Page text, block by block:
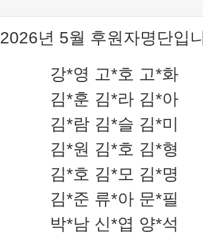
2026년 5월 후원자명단입
강*영 고*호 고*화
김*훈 김*라 김*아
김*람 김*슬 김*미
김*원 김*호 김*형
김*호 김*모 김*명
김*준 류*아 문*필
박*남 신*엽 양*석